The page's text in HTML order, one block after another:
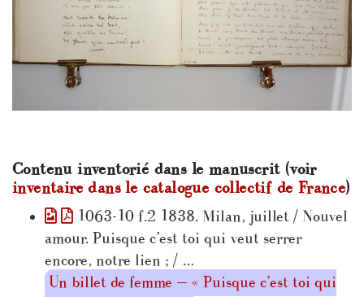
Contenu inventorié dans le manuscrit (voir
inventaire dans le catalogue collectif de France)
1063-10 f.2 1838. Milan, juillet / Nouvel
amour. Puisque c’est toi qui veut serrer
encore, notre lien ; / …
Un billet de femme — « Puisque c’est toi qui